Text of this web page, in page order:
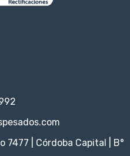
7477 | Córdoba Capital | B°